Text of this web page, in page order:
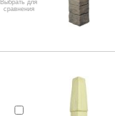
Выбрать для
сравнения